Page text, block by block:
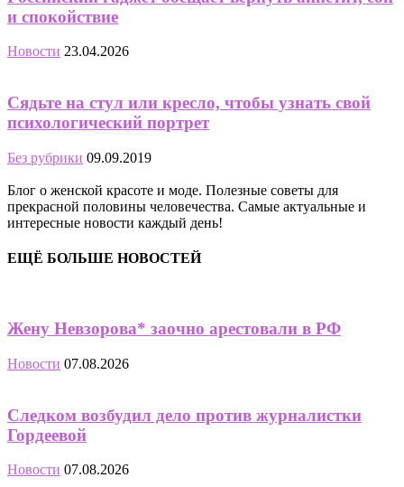
и спокойствие
Новости 23.04.2026
Сядьте на стул или кресло, чтобы узнать свой
психологический портрет
Без рубрики 09.09.2019
Блог о женской красоте и моде. Полезные советы для
прекрасной половины человечества. Самые актуальные и
интересные новости каждый день!
ЕЩЁ БОЛЬШЕ НОВОСТЕЙ
Жену Невзорова* заочно арестовали в РФ
Новости 07.08.2026
Следком возбудил дело против журналистки
Гордеевой
Новости 07.08.2026